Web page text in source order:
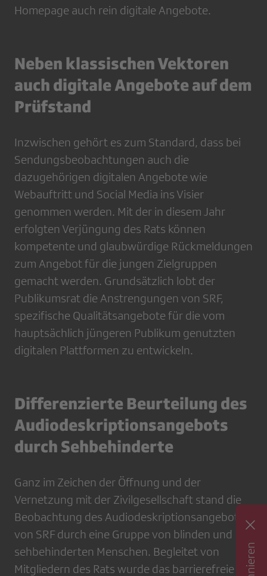
Homepage auch rein digitale Angebote.
Neben klassischen Vektoren
auch digitale Angebote auf dem
Prüfstand
Inzwischen gehört es zum Standard, dass bei
Sendungsbeobachtungen auch die
dazugehörigen digitalen Angebote wie
Webauftritt und Social Media ins Visier
genommen werden. Mit der in diesem Jahr
erfolgten Verjüngung des Rats können
kompetente und glaubwürdige Rückmeldungen
zum Angebot für die jungen Zielgruppen
gemacht werden. Grundsätzlich lobt der
Publikumsrat die Anstrengungen von SRF,
spezifische Qualitätsangebote für die vom
hauptsächlich jüngeren Publikum genutzten
digitalen Plattformen zu entwickeln.
Differenzierte Beurteilung des
Audiodeskriptionsangebots
durch Sehbehinderte
Ganz im Zeichen der Öffnung und der
Vernetzung mit der Zivilgesellschaft stand die
Beobachtung des Audiodeskriptionsangebots
von SRF durch eine Gruppe von blinden und
sehbehinderten Menschen. Begleitet von
Mitgliedern des Rats wurde das barrierefreie